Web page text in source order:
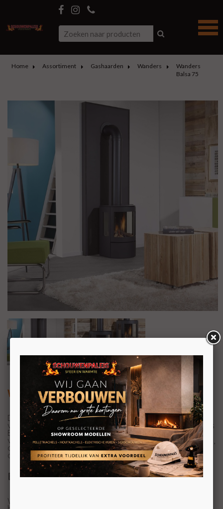
Home Assortiment Gashaarden Wanders
Wanders
Balsa 75
Wanders Balsa 75
Deze Wanders Balsa is de nieuwste gesloten gashaard
van Wanders. Samen met zijn grotere broer de Wanders
Balsa 100 geven deze gaskachels een prachtig
vuurbeeld. Deze strak vormgegeven gashaarden bieden,
door de grote zijruiten, een perfect zicht op het vuur uit
alle hoeken.
Experience Center
Wilt u de Wanders Balsa zien branden? Dat kan, wij